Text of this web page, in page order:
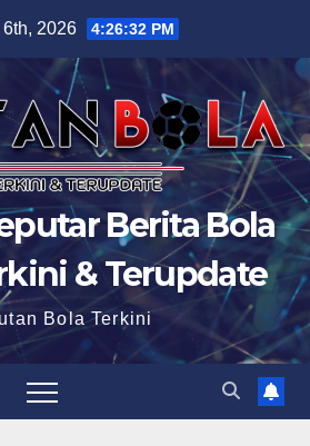
2026 4:26:33 PM
Berita Bola
& Terupdate
Bola Terkini